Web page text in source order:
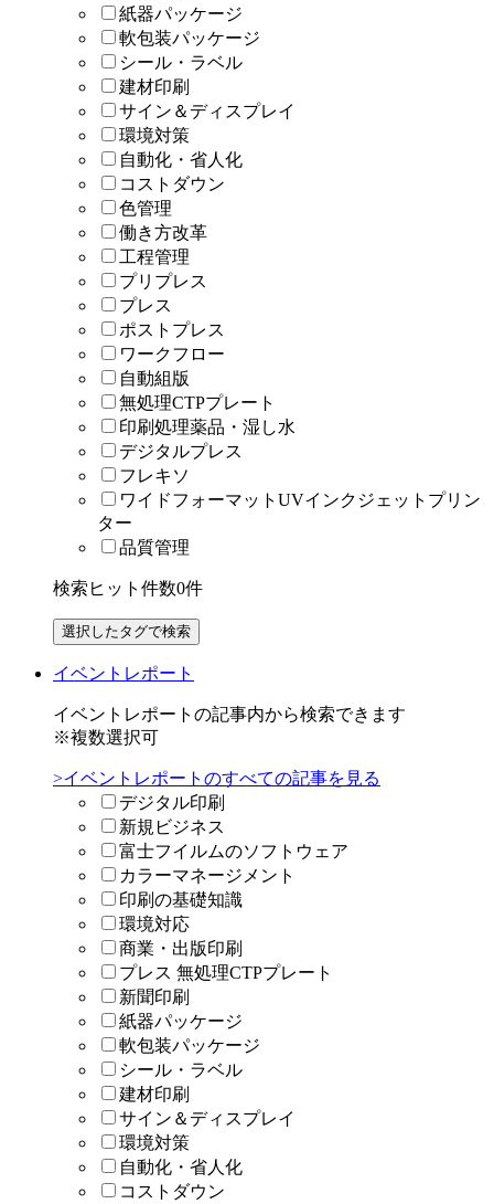
紙器パッケージ
軟包装パッケージ
シール・ラベル
建材印刷
サイン＆ディスプレイ
環境対策
自動化・省人化
コストダウン
色管理
働き方改革
工程管理
プリプレス
プレス
ポストプレス
ワークフロー
自動組版
無処理CTPプレート
印刷処理薬品・湿し水
デジタルプレス
フレキソ
ワイドフォーマットUVインクジェットプリン
ター
品質管理
検索ヒット件数0件
イベントレポート
イベントレポートの記事内から検索できます
※複数選択可
>イベントレポートのすべての記事を見る
デジタル印刷
新規ビジネス
富士フイルムのソフトウェア
カラーマネージメント
印刷の基礎知識
環境対応
商業・出版印刷
プレス 無処理CTPプレート
新聞印刷
紙器パッケージ
軟包装パッケージ
シール・ラベル
建材印刷
サイン＆ディスプレイ
環境対策
自動化・省人化
コストダウン